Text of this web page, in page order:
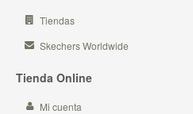
Tiendas
Skechers Worldwide
Tienda Online
Mi cuenta